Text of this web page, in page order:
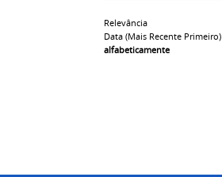
Relevância
Data (mais Recente Primeiro)
alfabeticamente